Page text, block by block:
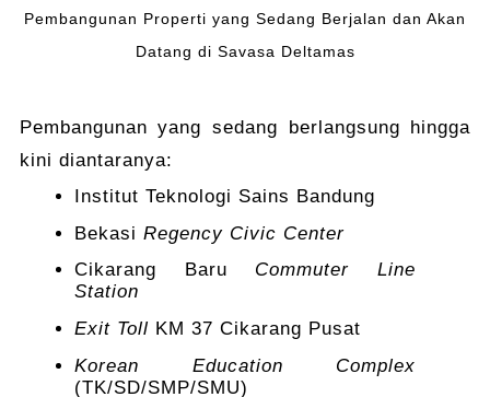
Pembangunan Properti yang Sedang Berjalan dan Akan
Datang di Savasa Deltamas
Pembangunan yang sedang berlangsung hingga
kini diantaranya:
Institut Teknologi Sains Bandung
Bekasi Regency Civic Center
Cikarang Baru Commuter Line
Station
Exit Toll KM 37 Cikarang Pusat
Korean Education Complex
(TK/SD/SMP/SMU)